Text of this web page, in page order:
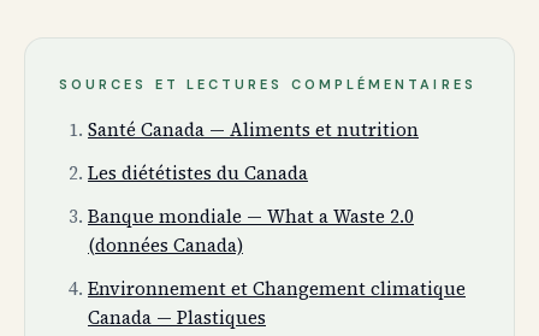
SOURCES ET LECTURES COMPLÉMENTAIRES
Santé Canada — Aliments et nutrition
Les diététistes du Canada
Banque mondiale — What a Waste 2.0
(données Canada)
Environnement et Changement climatique
Canada — Plastiques